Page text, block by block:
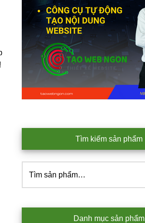
Tìm kiếm sản phẩm
kiếm:
Danh mục sản phẩm